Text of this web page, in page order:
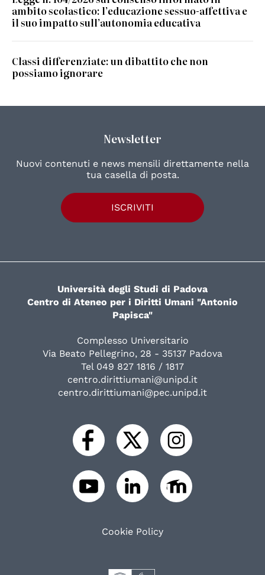
ambito scolastico: l’educazione sessuo-affettiva e
il suo impatto sull’autonomia educativa
Classi differenziate: un dibattito che non
possiamo ignorare
Newsletter
Nuovi contenuti e news mensili direttamente nella
tua casella di posta.
ISCRIVITI
Università degli Studi di Padova
Centro di Ateneo per i Diritti Umani "Antonio
Papisca"
Complesso Universitario
Via Beato Pellegrino, 28 - 35137 Padova
Tel 049 827 1816 / 1817
centro.dirittiumani@unipd.it
centro.dirittiumani@pec.unipd.it
Cookie Policy